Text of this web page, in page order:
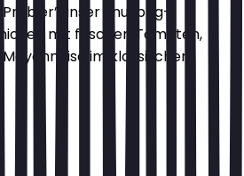
Probier’ unser knusprig-
mit frischen Tomaten,
im klassischen